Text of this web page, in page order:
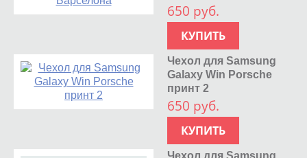
650 руб.
КУПИТЬ
Чехол для Samsung
Galaxy Win Porsche
принт 2
650 руб.
КУПИТЬ
Чехол для Samsung